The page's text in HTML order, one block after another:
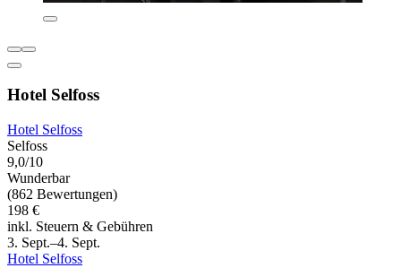
Hotel Selfoss
Hotel Selfoss
Selfoss
9,0/10
Wunderbar
(862 Bewertungen)
198 €
inkl. Steuern & Gebühren
3. Sept.–4. Sept.
Hotel Selfoss